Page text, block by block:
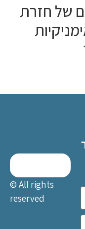
של חזרת
© All rights
reserved